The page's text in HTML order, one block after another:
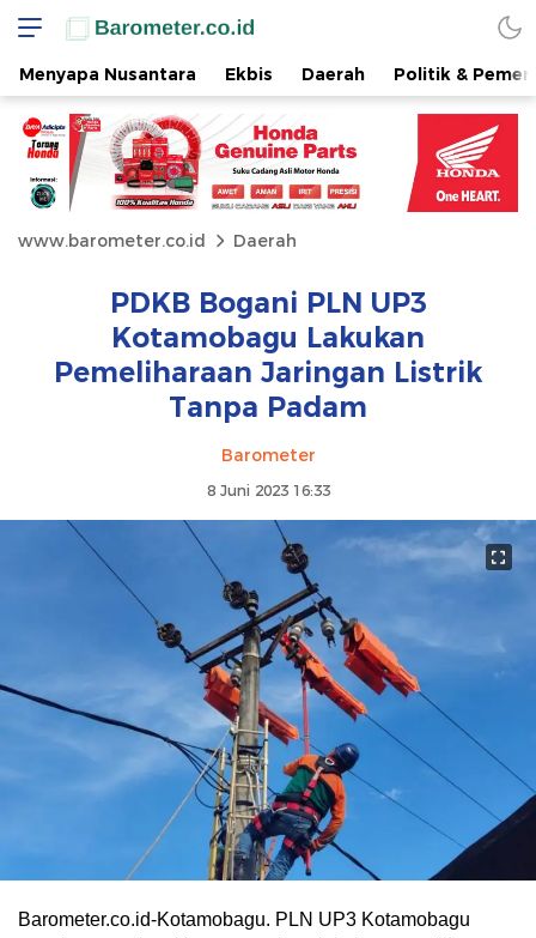
Menyapa Nusantara Ekbis Daerah Politik &
www.barometer.co.id Daerah
PDKB Bogani PLN UP3
Kotamobagu Lakukan
Pemeliharaan Jaringan Listrik
Tanpa Padam
Barometer
8 Juni 2023 16:33
Barometer.co.id-Kotamobagu. PLN UP3 Kotamobagu